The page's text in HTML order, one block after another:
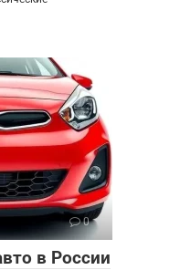
0
в России